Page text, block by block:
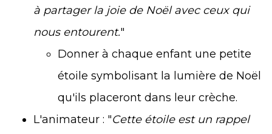
à partager la joie de Noël avec ceux qui
nous entourent."
Donner à chaque enfant une petite
étoile symbolisant la lumière de Noël
qu'ils placeront dans leur crèche.
L'animateur : "Cette étoile est un rappel